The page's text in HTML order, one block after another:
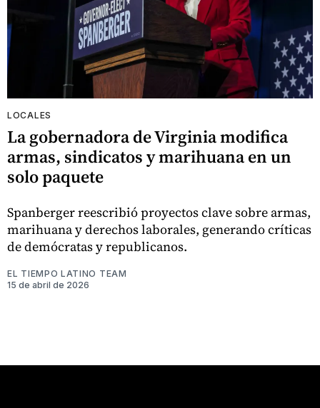
LOCALES
La gobernadora de Virginia modifica
armas, sindicatos y marihuana en un
solo paquete
Spanberger reescribió proyectos clave sobre armas,
marihuana y derechos laborales, generando críticas
de demócratas y republicanos.
EL TIEMPO LATINO TEAM
15 de abril de 2026